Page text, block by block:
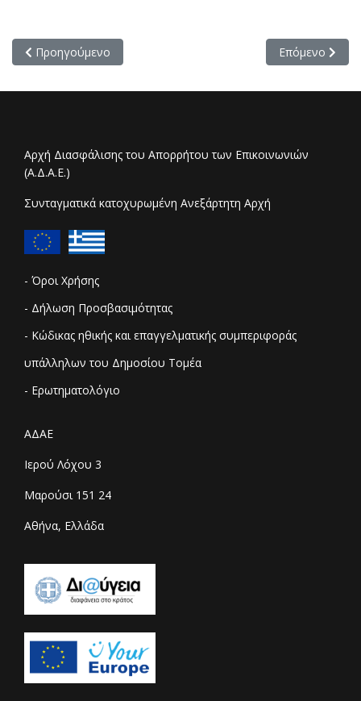
Προηγούμενο άρθρο: Διενέργεια ακρόασης την Πέμπτη 27
Προηγούμενο Επόμενο
Επόμενο
Αρχή Διασφάλισης του Απορρήτου των Επικοινωνιών
(Α.Δ.Α.Ε.)
Συνταγματικά κατοχυρωμένη Ανεξάρτητη Αρχή
- Όροι Χρήσης
- Δήλωση Προσβασιμότητας
- Κώδικας ηθικής και επαγγελματικής συμπεριφοράς
υπάλληλων του Δημοσίου Τομέα
- Ερωτηματολόγιο
ΑΔΑΕ
Ιερού Λόχου 3
Μαρούσι 151 24
Αθήνα, Ελλάδα